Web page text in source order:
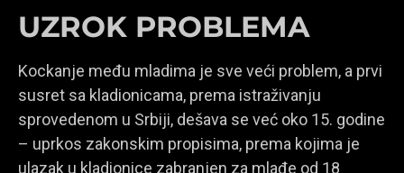
UZROK PROBLEMA
Kockanje među mladima je sve veći problem, a prvi
susret sa kladionicama, prema istraživanju
sprovedenom u Srbiji, dešava se već oko 15. godine
– uprkos zakonskim propisima, prema kojima je
ulazak u kladionice zabranjen za mlađe od 18